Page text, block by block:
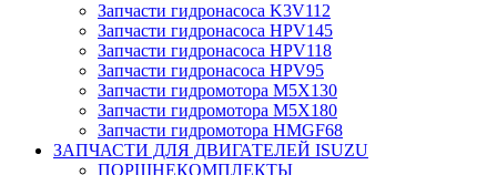
Запчасти гидронасоса K3V112
Запчасти гидронасоса HPV145
Запчасти гидронасоса HPV118
Запчасти гидронасоса HPV95
Запчасти гидромотора M5X130
Запчасти гидромотора M5X180
Запчасти гидромотора HMGF68
ЗАПЧАСТИ ДЛЯ ДВИГАТЕЛЕЙ ISUZU
ПОРШНЕКОМПЛЕКТЫ